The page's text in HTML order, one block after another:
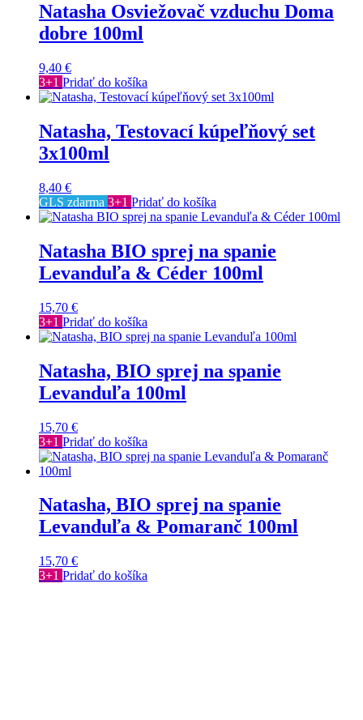
Natasha Osviežovač vzduchu Doma
dobre 100ml
9,40 €
3+1 Pridať do košíka
Natasha, Testovací kúpeľňový set
3x100ml
8,40 €
GLS zdarma 3+1 Pridať do košíka
Natasha BIO sprej na spanie
Levanduľa & Céder 100ml
15,70 €
3+1 Pridať do košíka
Natasha, BIO sprej na spanie
Levanduľa 100ml
15,70 €
3+1 Pridať do košíka
Natasha, BIO sprej na spanie
Levanduľa & Pomaranč 100ml
15,70 €
3+1 Pridať do košíka